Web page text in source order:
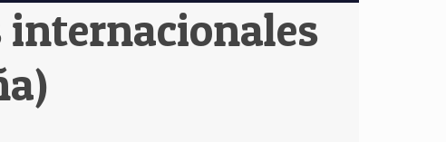
internacionales